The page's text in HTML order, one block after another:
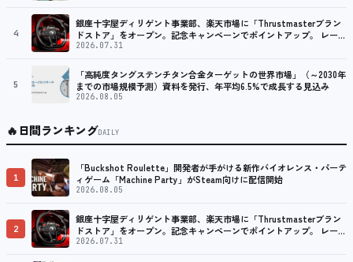
4
銀座十字屋ディリゲント事業部、楽天市場に「Thrustmasterブラン
ドストア」をオープン。記念キャンペーンでポイントアップ。 レーシ
ング／フライトシム向けコントローラーを中心に、幅広くラインナッ
2026.07.31
5
「高純度タングステンチタン合金ターゲットの世界市場」（～2030年
までの市場規模予測）資料を発行、年平均6.5%で成長する見込み
2026.08.05
🔥日間ランキングDAILY
1
「Buckshot Roulette」開発者が手がける新作バイオレンス・パーテ
ィゲーム「Machine Party」がSteam向けに配信開始
2026.08.05
2
銀座十字屋ディリゲント事業部、楽天市場に「Thrustmasterブラン
ドストア」をオープン。記念キャンペーンでポイントアップ。 レーシ
ング／フライトシム向けコントローラーを中心に、幅広くラインナッ
2026.07.31